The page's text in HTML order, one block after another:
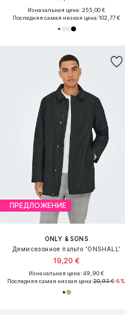
Изначальная цена: 255,00 €
Последняя самая низкая цена:102,77 €
ПРЕДЛОЖЕНИЕ
ONLY & SONS
Демисезонное пальто 'ONSHALL'
19,20 €
Изначальная цена: 49,90 €
Последняя самая низкая цена:20,93 €-8%